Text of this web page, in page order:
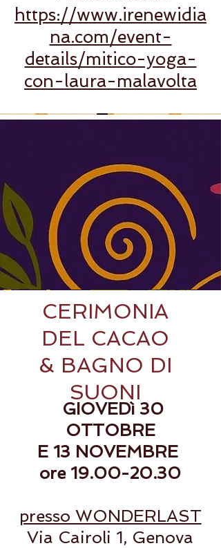
https://www.irenewidia
na.com/event-
details/mitico-yoga-
con-laura-malavolta
CERIMONIA
DEL CACAO
& BAGNO DI
SUONI
GIOVEDì 30
OTTOBRE
E 13 NOVEMBRE
ore 19.00-20.30
presso WONDERLAST
Via Cairoli 1, Genova